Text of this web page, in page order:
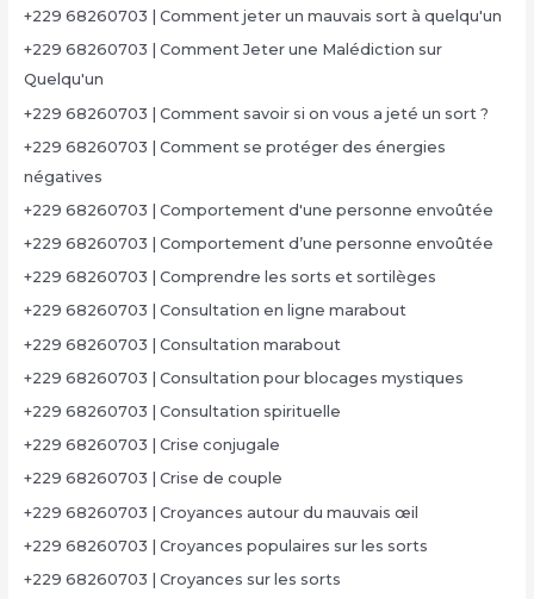
+229 68260703 | Comment jeter un mauvais sort à quelqu'un
+229 68260703 | Comment Jeter une Malédiction sur
Quelqu'un
+229 68260703 | Comment savoir si on vous a jeté un sort ?
+229 68260703 | Comment se protéger des énergies
négatives
+229 68260703 | Comportement d'une personne envoûtée
+229 68260703 | Comportement d’une personne envoûtée
+229 68260703 | Comprendre les sorts et sortilèges
+229 68260703 | Consultation en ligne marabout
+229 68260703 | Consultation marabout
+229 68260703 | Consultation pour blocages mystiques
+229 68260703 | Consultation spirituelle
+229 68260703 | Crise conjugale
+229 68260703 | Crise de couple
+229 68260703 | Croyances autour du mauvais œil
+229 68260703 | Croyances populaires sur les sorts
+229 68260703 | Croyances sur les sorts